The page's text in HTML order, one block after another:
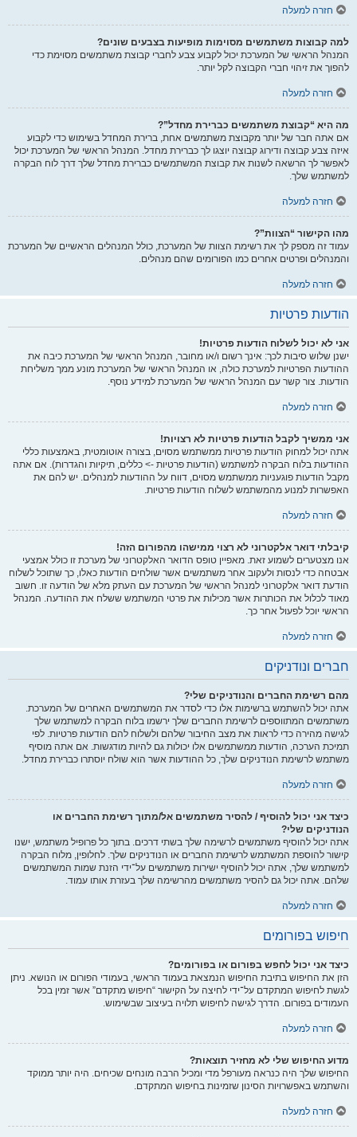
חזרה למעלה
למה קבוצות משתמשים מסוימות מופיעות בצבעים שונים?
המנהל הראשי של המערכת יכול לקבוע צבע לחברי קבוצת משתמשים מסוימת כדי
להפוך את זיהוי חברי הקבוצה לקל יותר.
חזרה למעלה
מה היא “קבוצת משתמשים כברירת מחדל”?
אם אתה חבר של יותר מקבוצת משתמשים אחת, ברירת המחדל בשימוש כדי לקבוע
איזה צבע קבוצה ודירוג קבוצה יוצגו לך כברירת מחדל. המנהל הראשי של המערכת יכול
לאפשר לך הרשאה לשנות את קבוצת המשתמשים כברירת מחדל שלך דרך לוח הבקרה
למשתמש שלך.
חזרה למעלה
מהו הקישור “הצוות”?
עמוד זה מספק לך את רשימת הצוות של המערכת, כולל המנהלים הראשיים של המערכת
והמנהלים ופרטים אחרים כמו הפורומים שהם מנהלים.
חזרה למעלה
הודעות פרטיות
אני לא יכול לשלוח הודעות פרטיות!
ישנן שלוש סיבות לכך: אינך רשום ו/או מחובר, המנהל הראשי של המערכת כיבה את
ההודעות הפרטיות למערכת כולה, או המנהל הראשי של המערכת מונע ממך משליחת
הודעות. צור קשר עם המנהל הראשי של המערכת למידע נוסף.
חזרה למעלה
אני ממשיך לקבל הודעות פרטיות לא רצויות!
אתה יכול למחוק הודעות פרטיות ממשתמש מסוים, בצורה אוטומטית, באמצעות כללי
ההודעות בלוח הבקרה למשתמש (הודעות פרטיות -> כללים, תיקיות והגדרות). אם אתה
מקבל הודעות פוגעניות ממשתמש מסוים, דווח על ההודעות למנהלים. יש להם את
האפשרות למנוע מהמשתמש לשלוח הודעות פרטיות.
חזרה למעלה
קיבלתי דואר אלקטרוני לא רצוי ממישהו מהפורום הזה!
אנו מצטערים לשמוע זאת. מאפיין טופס הדואר האלקטרוני של מערכת זו כולל אמצעי
אבטחה כדי לנסות ולעקוב אחר משתמשים אשר שולחים הודעות כאלו, כך שתוכל לשלוח
הודעת דואר אלקטרוני למנהל הראשי של המערכת עם העתק מלא של הודעה זו. חשוב
מאוד לכלול את הכותרות אשר מכילות את פרטי המשתמש ששלח את ההודעה. המנהל
הראשי יוכל לפעול אחר כך.
חזרה למעלה
חברים ונודניקים
מהם רשימת החברים והנודניקים שלי?
אתה יכול להשתמש ברשימות אלו כדי לסדר את המשתמשים האחרים של המערכת.
משתמשים המתווספים לרשימת החברים שלך ירשמו בלוח הבקרה למשתמש שלך
לגישה מהירה כדי לראות את מצב החיבור שלהם ולשלוח להם הודעות פרטיות. לפי
תמיכת הערכה, הודעות ממשתמשים אלו יכולות גם להיות מודגשות. אם אתה מוסיף
משתמש לרשימת הנודניקים שלך, כל ההודעות אשר הוא שולח יוסתרו כברירת מחדל.
חזרה למעלה
כיצד אני יכול להוסיף / להסיר משתמשים אל/מתוך רשימת החברים או
הנודניקים שלי?
אתה יכול להוסיף משתמשים לרשימה שלך בשתי דרכים. בתוך כל פרופיל משתמש, ישנו
קישור להוספת המשתמש לרשימת החברים או הנודניקים שלך. לחלופין, מלוח הבקרה
למשתמש שלך, אתה יכול להוסיף ישירות משתמשים על־ידי הזנת שמות המשתמשים
שלהם. אתה יכול גם להסיר משתמשים מהרשימה שלך בעזרת אותו עמוד.
חזרה למעלה
חיפוש בפורומים
כיצד אני יכול לחפש בפורום או בפורומים?
הזן את החיפוש בתיבת החיפוש הנמצאת בעמוד הראשי, בעמודי הפורום או הנושא. ניתן
לגשת לחיפוש המתקדם על־ידי לחיצה על הקישור “חיפוש מתקדם” אשר זמין בכל
העמודים בפורום. הדרך לגישה לחיפוש תלויה בעיצוב שבשימוש.
חזרה למעלה
מדוע החיפוש שלי לא מחזיר תוצאות?
החיפוש שלך היה כנראה מעורפל מדי ומכיל הרבה מונחים שכיחים. היה יותר ממוקד
והשתמש באפשרויות הסינון שזמינות בחיפוש המתקדם.
חזרה למעלה